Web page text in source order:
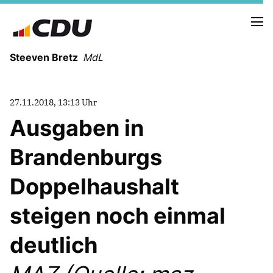
Steeven Bretz MdL
VITA
WAHLKREISBESUCHE
PRESSEFOTOS
MEIN BÜRGERBÜRO
Redebeiträge
27.11.2018, 13:13 Uhr
Ausgaben in
Brandenburgs
Doppelhaushalt
steigen noch einmal
deutlich